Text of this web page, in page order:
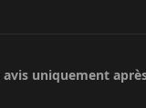
uniquement